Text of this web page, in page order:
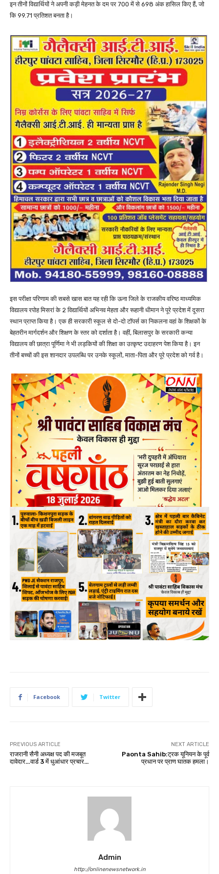
इन तीनों विद्यार्थियों ने अपनी कड़ी मेहनत के दम पर 700 में से 698 अंक हासिल किए हैं, जो
कि 99.71 प्रतिशत बनता है।
इस परीक्षा परिणाम की सबसे खास बात यह रही कि ऊना जिले के राजकीय वरिष्ठ माध्यमिक
विद्यालय रपोह मिसरां के 2 विद्यार्थियों अभिनव मेहता और रूहानी धीमान ने पूरे प्रदेश में दूसरा
स्थान प्राप्त किया है। एक ही सरकारी स्कूल से दो-दो टॉपर्स का निकलना वहां के शिक्षकों के
बेहतरीन मार्गदर्शन और शिक्षण के स्तर को दर्शाता है। वहीं, बिलासपुर के सरकारी कन्या
विद्यालय की छात्रा पूर्णिमा ने भी लड़कियों की शिक्षा का उत्कृष्ट उदाहरण पेश किया है। इन
तीनों बच्चों की इस शानदार उपलब्धि पर उनके स्कूलों, माता-पिता और पूरे प्रदेश को गर्व है।
Facebook Twitter
PREVIOUS ARTICLE
राजरानी सैनी अध्यक्ष पद की मजबूत
दावेदार…वार्ड 3 में धुआंधार प्रचार…
NEXT ARTICLE
Paonta Sahib:ट्रक यूनियन के पूर्व
प्रधान पर प्राण घातक हमला।
Admin
http://onlinenewsnetwork.in